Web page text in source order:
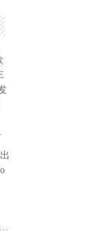
魅力
》下